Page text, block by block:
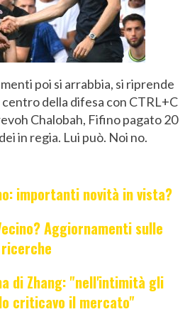
poi si arrabbia, si riprende
della difesa con CTRL+C
Chalobah, Fifino pagato 20
in regia. Lui può. Noi no.
importanti novità in vista?
Aggiornamenti sulle
ricerche
di Zhang: "nell'intimità gli
criticavo il mercato"